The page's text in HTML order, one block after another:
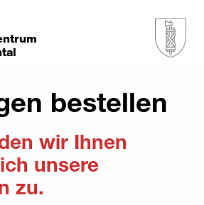
bestellen
wir Ihnen
unsere
zu.